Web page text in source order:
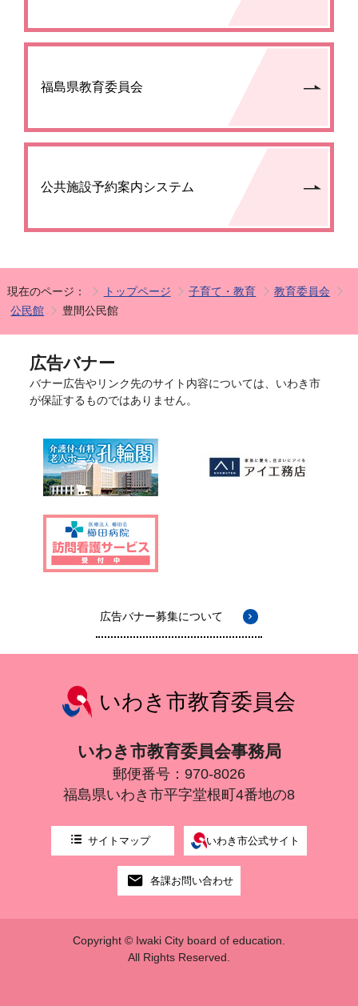
福島県教育委員会
公共施設予約案内システム
現在のページ： トップページ 子育て・教育
教育委員会
公民館
豊間公民館
広告バナー
バナー広告やリンク先のサイト内容については、いわき市
が保証するものではありません。
広告バナー募集について
いわき市教育委員会
いわき市教育委員会事務局
郵便番号：970-8026
福島県いわき市平字堂根町4番地の8
サイトマップ いわき市公式サイト
各課お問い合わせ
Copyright © Iwaki City board of education.
All Rights Reserved.